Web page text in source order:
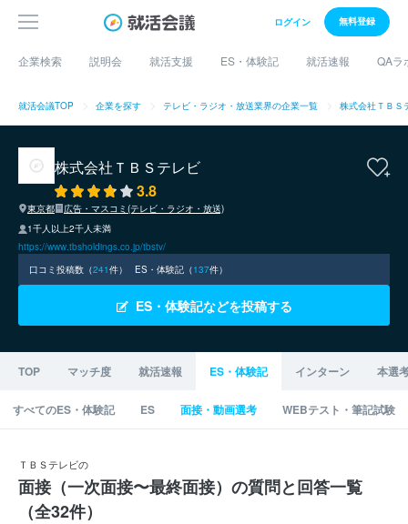
ログイン 無料登録
企業検索 説明会 就活支援 ES・体験記 就活速報 QAラ
就活会議TOP 企業を探す テレビ・ラジオ・放送業界の企業一覧 株式会社ＴＢＳ
株式会社ＴＢＳテレビ
3.8
東京都
広告・マスコミ(テレビ・ラジオ・放送)
1千人以上2千人未満
https://www.tbsholdings.co.jp/tbstv/
口コミ投稿数（241件） ES・体験記（137件）
ES・体験記などを投稿する
TOP マッチ度 就活速報 ES・体験記 インターン 本選
すべてのES・体験記 ES 面接・動画選考 WEBテスト・筆記試験
ＴＢＳテレビの
面接（一次面接〜最終面接）の質問と回答一覧
（全32件）